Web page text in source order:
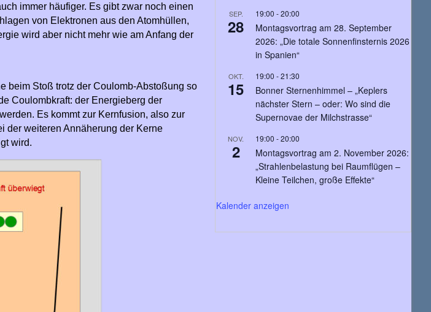
immer häufiger. Es gibt zwar noch einen
von Elektronen aus den Atomhüllen,
wird aber nicht mehr wie am Anfang der
beim Stoß trotz der Coulomb-Abstoßung so
Coulombkraft: der Energieberg der
Es kommt zur Kernfusion, also zur
der weiteren Annäherung der Kerne
wird.
SEP.
28
19:00 -20:00
Montagsvortrag am 28. September
2026: „Die totale Sonnenfinsternis 2026
in Spanien“
OKT.
15
19:00 -21:30
Bonner Sternenhimmel – „Keplers
nächster Stern – oder: Wo sind die
Supernovae der Milchstrasse“
NOV.
2
19:00 -20:00
Montagsvortrag am 2. November 2026:
„Strahlenbelastung bei Raumflügen –
Kleine Teilchen, große Effekte“
Kalender anzeigen